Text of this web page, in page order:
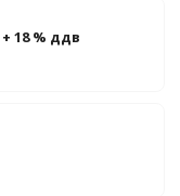
+ 18 % ддв